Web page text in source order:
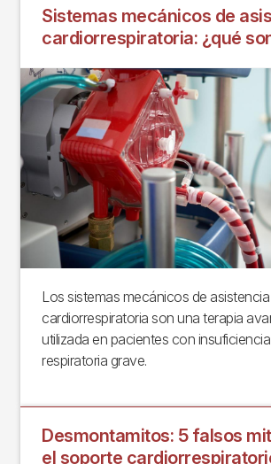
Sistemas mecánicos de
cardiorrespiratoria: ¿qué
Los sistemas mecánicos de asistencia
cardiorrespiratoria son una terapia
utilizada en pacientes con
respiratoria grave.
Desmontamitos: 5 falsos
el soporte